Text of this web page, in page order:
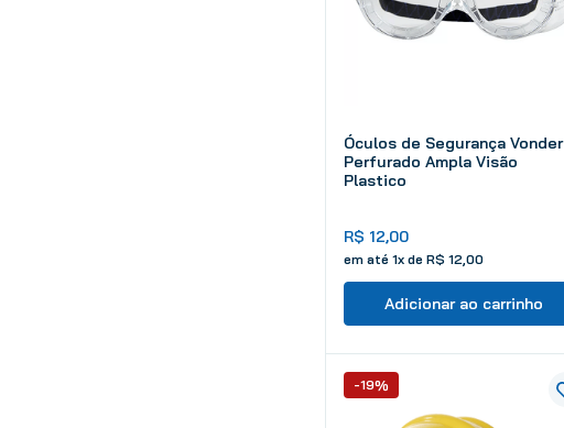
Óculos de Segurança Vonder
Perfurado Ampla Visão
Plastico
R$ 12,00
em até 1x de R$ 12 00
Adicionar ao carrinho
-19%